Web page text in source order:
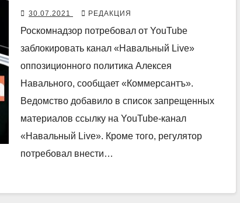
«Навальный Live»
30.07.2021 РЕДАКЦИЯ
Роскомнадзор потребовал от YouTube
заблокировать канал «Навальный Live»
оппозиционного политика Алексея
Навального, сообщает «Коммерсантъ».
Ведомство добавило в список запрещенных
материалов ссылку на YouTube-канал
«Навальный Live». Кроме того, регулятор
потребовал внести…